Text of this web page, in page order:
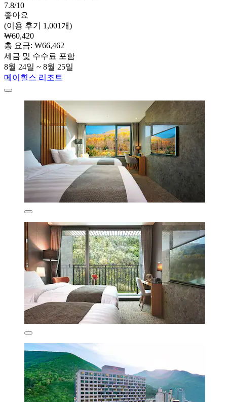
7.8/10
좋아요
(이용 후기 1,001개)
₩60,420
총 요금: ₩66,462
세금 및 수수료 포함
8월 24일 ~ 8월 25일
메이힐스 리조트